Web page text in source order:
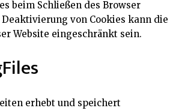
beim Schließen des Browser
von Cookies kann die
Website eingeschränkt sein.
erhebt und speichert